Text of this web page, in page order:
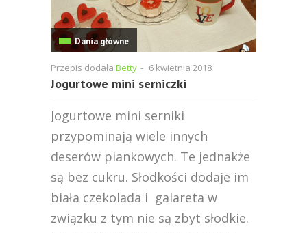
Dania główne
Przepis dodała Betty - 6 kwietnia 2018
Jogurtowe mini serniczki
Jogurtowe mini serniki
przypominają wiele innych
deserów piankowych. Te jednakże
są bez cukru. Słodkości dodaje im
biała czekolada i galareta w
związku z tym nie są zbyt słodkie.